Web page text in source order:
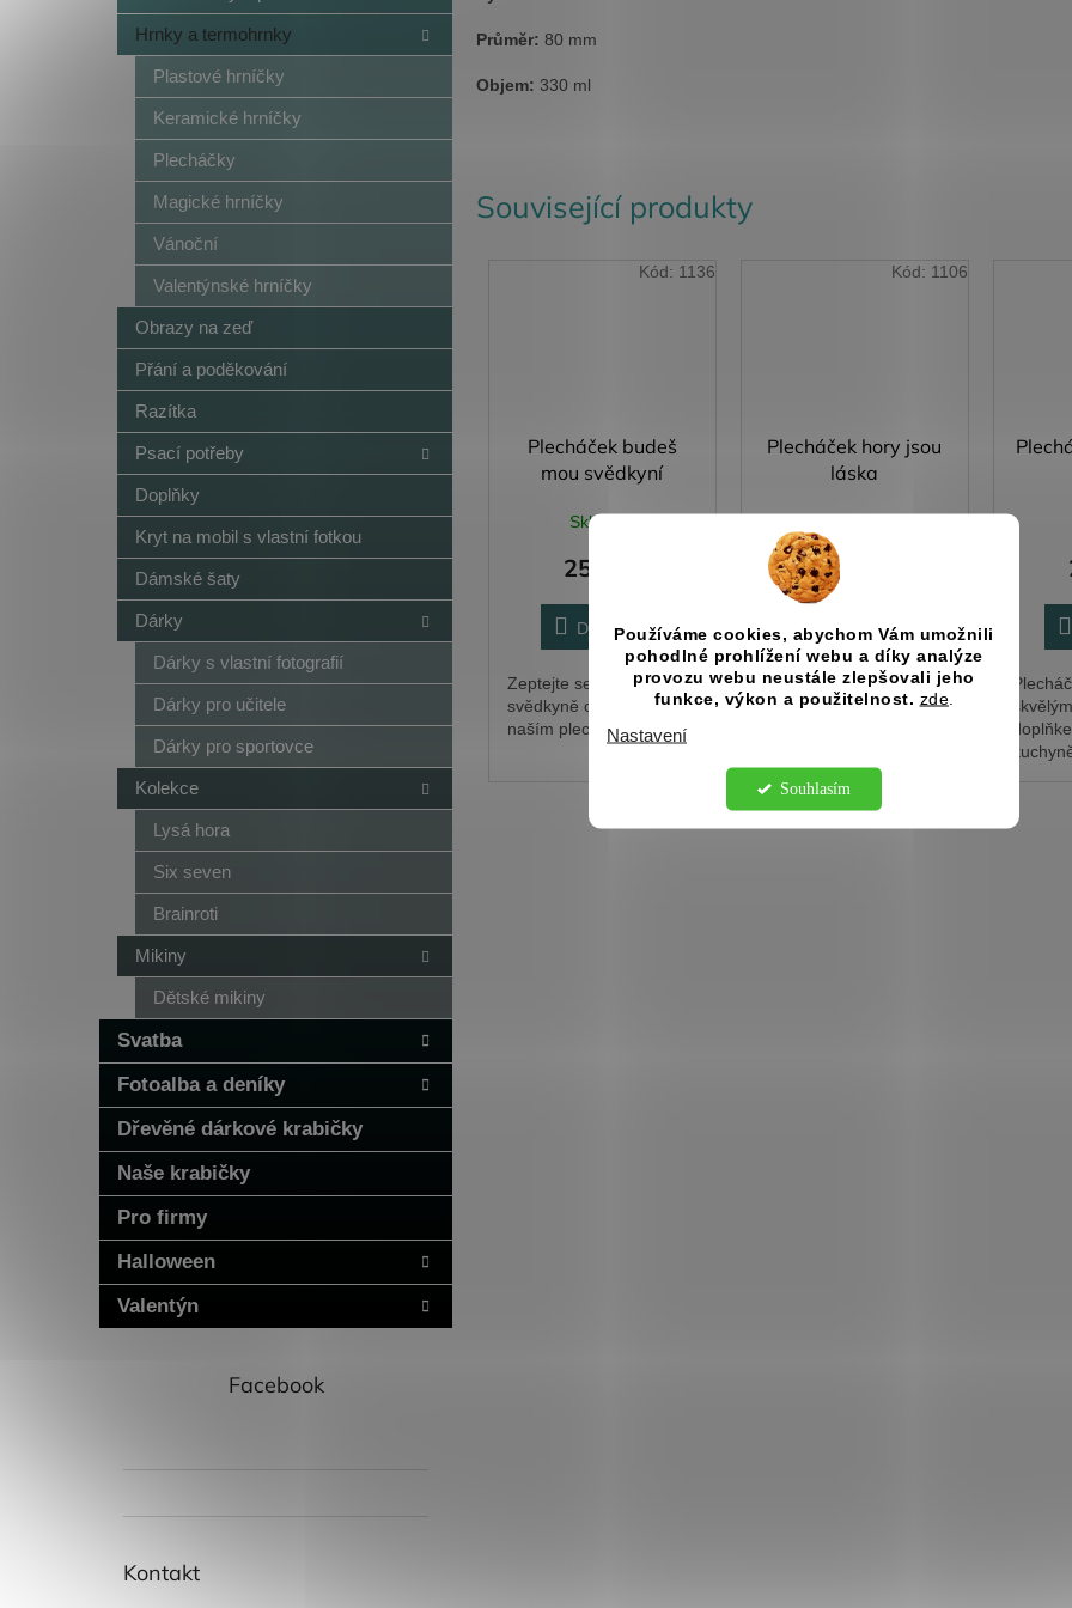
Používáme cookies, abychom Vám umožnili
pohodlné prohlížení webu a díky analýze
provozu webu neustále zlepšovali jeho
funkce, výkon a použitelnost. zde
Nastavení
Souhlasím
Hrnky a termohrnky
Plastové hrníčky
Keramické hrníčky
Plecháčky
Magické hrníčky
Vánoční
Valentýnské hrníčky
Obrazy na zeď
Přání a poděkování
Razítka
Psací potřeby
Doplňky
Kryt na mobil s vlastní fotkou
Dámské šaty
Dárky
Dárky s vlastní fotografií
Dárky pro učitele
Dárky pro sportovce
Kolekce
Lysá hora
Six seven
Brainroti
Mikiny
Dětské mikiny
Svatba
Fotoalba a deníky
Dřevěné dárkové krabičky
Naše krabičky
Pro firmy
Halloween
Valentýn
Facebook
Kontakt
Související produkty
Plecháček budeš
mou svědkyní
Skladem
255 Kč
Do košíku
Zeptejte se své budoucí
svědkyně originálně s
naším plecháčkem!
Kód: 1136
Plecháček hory jsou
láska
255 Kč
Do košíku
Plecháček s potiskem je
skvělým dárkem i
Kód: 1106
Průměr: 80 mm
Objem: 330 ml